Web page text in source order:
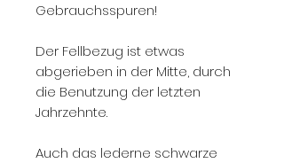
Gebrauchsspuren!
Der Fellbezug ist etwas
abgerieben in der Mitte, durch
die Benutzung der letzten
Jahrzehnte.
Auch das lederne schwarze